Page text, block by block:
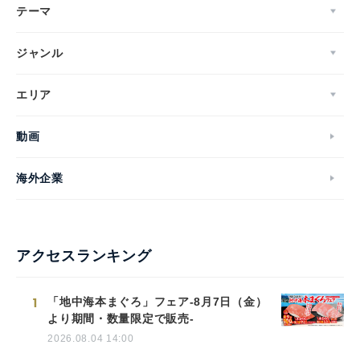
テーマ
ジャンル
エリア
動画
海外企業
アクセスランキング
1
「地中海本まぐろ」フェア-8月7日（金）
より期間・数量限定で販売-
2026.08.04 14:00